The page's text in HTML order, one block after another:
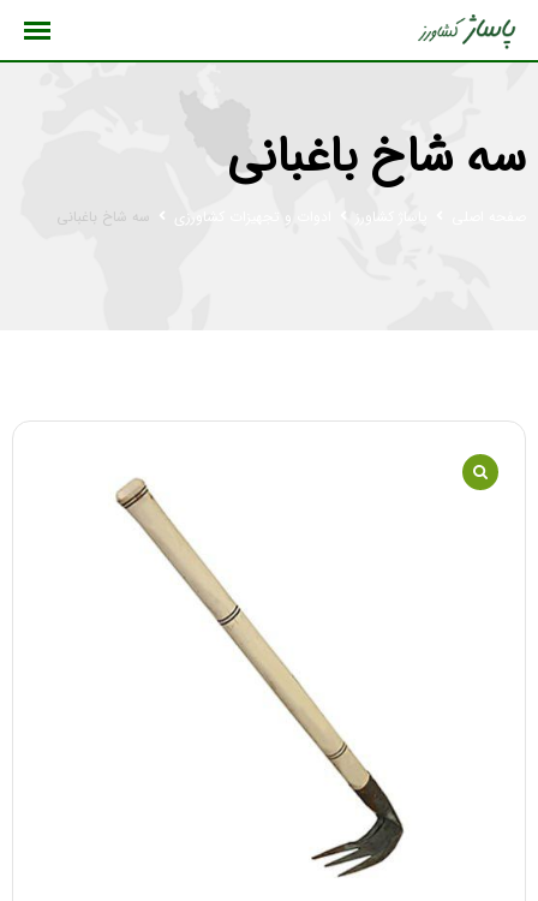
پرش
سه شاخ باغبانی
پاساژ کشاورز ادوات و تجهیزات کشاورزی سه شاخ باغبانی